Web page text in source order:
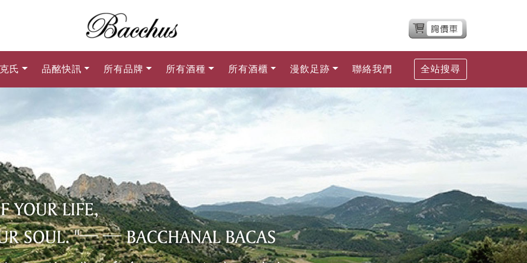
氏 品酩快訊 所有品牌 所有酒種 所有酒櫃 漫飲足跡 聯絡我們 全站搜尋